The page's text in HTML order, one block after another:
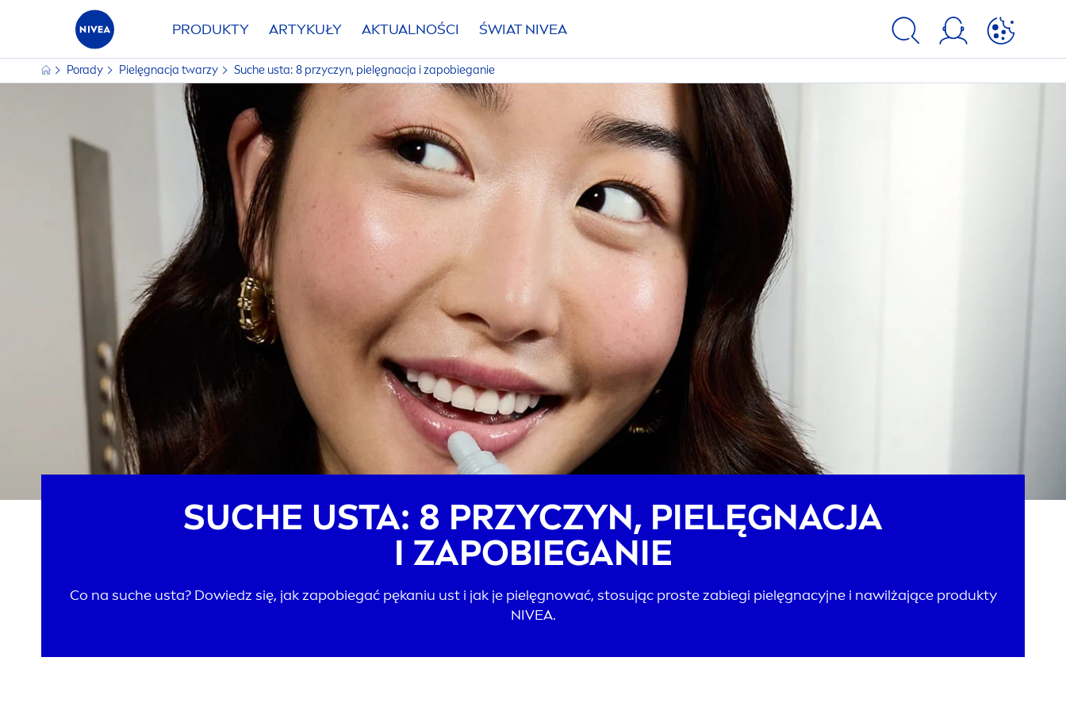
PRODUKTY ARTYKUŁY AKTUALNOŚCI ŚWIATNIVEA
Porady Pielęgnacja twarzy Suche usta: 8 przyczyn, pielęgnacja i zapobieganie
SUCHE USTA: 8 PRZYCZYN, PIELĘGNACJA
I ZAPOBIEGANIE
Co na suche usta? Dowiedz się, jak zapobiegać pękaniu ust i jak je pielęgnować, stosując proste zabiegi pielęgnacyjne i nawilżające produkty
NIVEA.